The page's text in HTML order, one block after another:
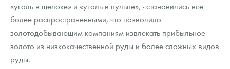
«уголь в щелоке» и «уголь в пульпе», - становились все
более распространенными, что позволило
золотодобывающим компаниям извлекать прибыльное
золото из низкокачественной руды и более сложных видов
руды.